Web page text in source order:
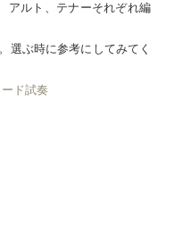
アルト、テナーそれぞれ編
選ぶ時に参考にしてみてく
ド試奏